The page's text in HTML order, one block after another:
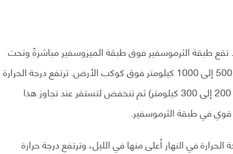
طبقة الثرموسفير فوق طبقة الميزوسفير مباشرةً وتحت
طبقة الإكسوسفير. تمتد من ارتفاع 90 كيلومترًا إلى حوالي 500 إلى 1000 كيلومتر فوق كوكب الأرض. ترتفع درجة الحرارة
في الطبقة السفلية من الثرموسفير بشكل حاد (تحت ارتفاع 200 إلى 300 كيلومتر) ثم تنخفض لتستقر عند تجاوز هذا
قوي في طبقة الثرموسفير.
مئوية، إذ تكون درجة الحرارة في النهار أعلى منها في الليل، وترتفع درجة حرارة